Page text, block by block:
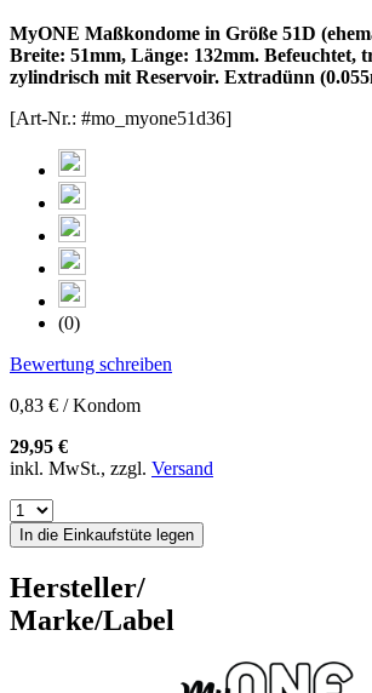
MyONE Maßkondome in Größe 51D
Breite: 51mm, Länge: 132mm. Befeuchtet,
zylindrisch mit Reservoir. Extradünn
[Art-Nr.: #mo_myone51d36]
(0)
Bewertung schreiben
0,83 € / Kondom
29,95 €
inkl. MwSt., zzgl. Versand
In die Einkaufstüte legen
Hersteller/
Marke/Label